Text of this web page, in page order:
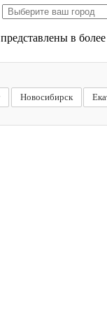
в
Новосибирск